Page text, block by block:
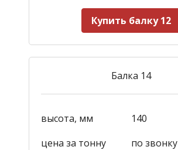
Купить балку 12
Балка 14
высота, мм
140
цена за тонну
по звонку